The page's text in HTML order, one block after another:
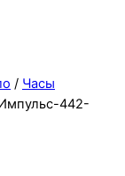
/ Часы
442-